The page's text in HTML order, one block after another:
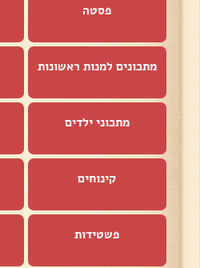
פסטה
מתכונים למנות ראשונות
מתכוני ילדים
קינוחים
פשטידות